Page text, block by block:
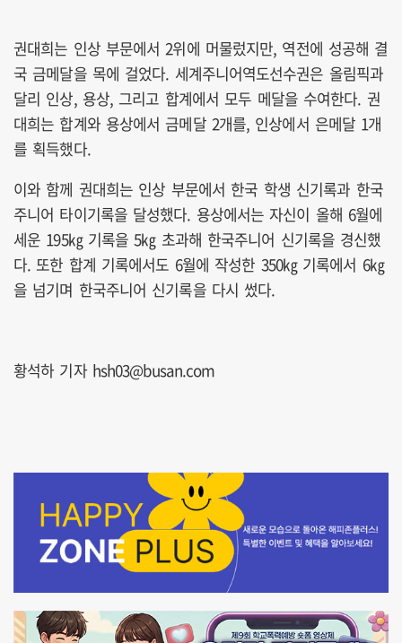
권대희는 인상 부문에서 2위에 머물렀지만, 역전에 성공해 결
국 금메달을 목에 걸었다. 세계주니어역도선수권은 올림픽과
달리 인상, 용상, 그리고 합계에서 모두 메달을 수여한다. 권
대희는 합계와 용상에서 금메달 2개를, 인상에서 은메달 1개
를 획득했다.
이와 함께 권대희는 인상 부문에서 한국 학생 신기록과 한국
주니어 타이기록을 달성했다. 용상에서는 자신이 올해 6월에
세운 195㎏ 기록을 5㎏ 초과해 한국주니어 신기록을 경신했
다. 또한 합계 기록에서도 6월에 작성한 350㎏ 기록에서 6㎏
을 넘기며 한국주니어 신기록을 다시 썼다.
황석하 기자 hsh03@busan.com